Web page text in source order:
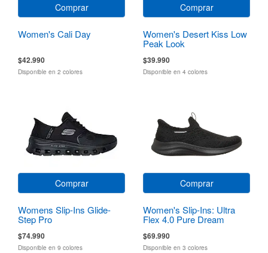
Comprar
Women's Cali Day
$42.990
Disponible en 2 colores
Comprar
Women's Desert Kiss Low
Peak Look
$39.990
Disponible en 4 colores
Comprar
Womens Slip-Ins Glide-
Step Pro
$74.990
Disponible en 9 colores
Comprar
Women's Slip-Ins: Ultra
Flex 4.0 Pure Dream
$69.990
Disponible en 3 colores